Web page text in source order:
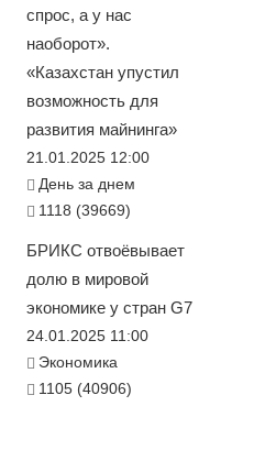
спрос, а у нас
наоборот».
«Казахстан упустил
возможность для
развития майнинга»
21.01.2025 12:00
День за днем
1118 (39669)
БРИКС отвоёвывает
долю в мировой
экономике у стран G7
24.01.2025 11:00
Экономика
1105 (40906)